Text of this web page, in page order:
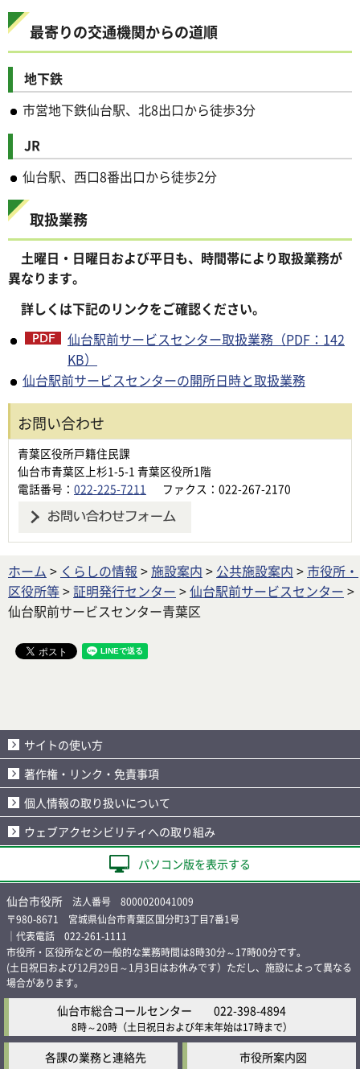
最寄りの交通機関からの道順
地下鉄
市営地下鉄仙台駅、北8出口から徒歩3分
JR
仙台駅、西口8番出口から徒歩2分
取扱業務
土曜日・日曜日および平日も、時間帯により取扱業務が
異なります。
詳しくは下記のリンクをご確認ください。
仙台駅前サービスセンター取扱業務（PDF：142
KB）
仙台駅前サービスセンターの開所日時と取扱業務
お問い合わせ
青葉区役所戸籍住民課
仙台市青葉区上杉1-5-1 青葉区役所1階
電話番号： 022-225-7211 ファクス：022-267-2170
ホーム > くらしの情報 >施設案内 > 公共施設案内 >市役所・
区役所等>証明発行センター >仙台駅前サービスセンター >
仙台駅前サービスセンター青葉区
サイトの使い方
著作権・リンク・免責事項
個人情報の取り扱いについて
ウェブアクセシビリティへの取り組み
パソコン版を表示する
仙台市役所 法人番号 8000020041009
〒980-8671 宮城県仙台市青葉区国分町3丁目7番1号
｜代表電話 022-261-1111
市役所・区役所などの一般的な業務時間は8時30分～17時00分です。
(土日祝日および12月29日～1月3日はお休みです）ただし、施設によって異なる
場合があります。
仙台市総合コールセンター 022-398-4894
8時～20時 （土日祝日および年末年始は17時まで）
各課の業務と連絡先 市役所案内図